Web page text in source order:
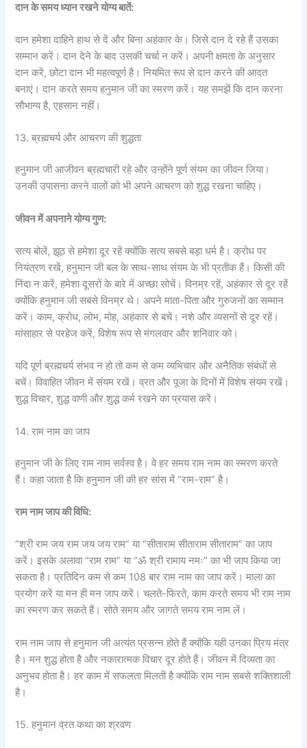
दान के समय ध्यान रखने योग्य बातें:
दान हमेशा दाहिने हाथ से दें और बिना अहंकार के। जिसे दान दे रहे हैं उसका
सम्मान करें। दान देने के बाद उसकी चर्चा न करें। अपनी क्षमता के अनुसार
दान करें, छोटा दान भी महत्वपूर्ण है। नियमित रूप से दान करने की आदत
बनाएं। दान करते समय हनुमान जी का स्मरण करें। यह समझें कि दान करना
सौभाग्य है, एहसान नहीं।
13. ब्रह्मचर्य और आचरण की शुद्धता
हनुमान जी आजीवन ब्रह्मचारी रहे और उन्होंने पूर्ण संयम का जीवन जिया।
उनकी उपासना करने वालों को भी अपने आचरण को शुद्ध रखना चाहिए।
जीवन में अपनाने योग्य गुण:
सत्य बोलें, झूठ से हमेशा दूर रहें क्योंकि सत्य सबसे बड़ा धर्म है। क्रोध पर
नियंत्रण रखें, हनुमान जी बल के साथ-साथ संयम के भी प्रतीक हैं। किसी की
निंदा न करें, हमेशा दूसरों के बारे में अच्छा सोचें। विनम्र रहें, अहंकार से दूर रहें
क्योंकि हनुमान जी सबसे विनम्र थे। अपने माता-पिता और गुरुजनों का सम्मान
करें। काम, क्रोध, लोभ, मोह, अहंकार से बचें। नशे और व्यसनों से दूर रहें।
मांसाहार से परहेज करें, विशेष रूप से मंगलवार और शनिवार को।
यदि पूर्ण ब्रह्मचर्य संभव न हो तो कम से कम व्यभिचार और अनैतिक संबंधों से
बचें। विवाहित जीवन में संयम रखें। व्रत और पूजा के दिनों में विशेष संयम रखें।
शुद्ध विचार, शुद्ध वाणी और शुद्ध कर्म रखने का प्रयास करें।
14. राम नाम का जाप
हनुमान जी के लिए राम नाम सर्वस्व है। वे हर समय राम नाम का स्मरण करते
हैं। कहा जाता है कि हनुमान जी की हर सांस में “राम-राम” है।
राम नाम जाप की विधि:
“श्री राम जय राम जय जय राम” या “सीताराम सीताराम सीताराम” का जाप
करें। इसके अलावा “राम राम” या “ॐ श्री रामाय नमः” का भी जाप किया जा
सकता है। प्रतिदिन कम से कम 108 बार राम नाम का जाप करें। माला का
प्रयोग करें या मन ही मन जाप करें। चलते-फिरते, काम करते समय भी राम नाम
का स्मरण कर सकते हैं। सोते समय और जागते समय राम नाम लें।
राम नाम जाप से हनुमान जी अत्यंत प्रसन्न होते हैं क्योंकि यही उनका प्रिय मंत्र
है। मन शुद्ध होता है और नकारात्मक विचार दूर होते हैं। जीवन में दिव्यता का
अनुभव होता है। हर काम में सफलता मिलती है क्योंकि राम नाम सबसे शक्तिशाली
है।
15. हनुमान व्रत कथा का श्रवण